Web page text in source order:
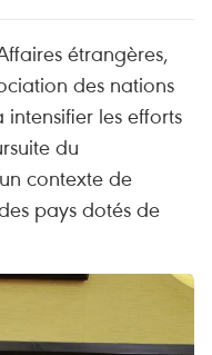
étrangères,
des nations
intensifier les efforts
du
contexte de
pays dotés de